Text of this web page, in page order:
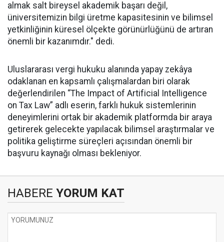
almak salt bireysel akademik başarı değil,
üniversitemizin bilgi üretme kapasitesinin ve bilimsel
yetkinliğinin küresel ölçekte görünürlüğünü de artıran
önemli bir kazanımdır." dedi.
Uluslararası vergi hukuku alanında yapay zekâya
odaklanan en kapsamlı çalışmalardan biri olarak
değerlendirilen “The Impact of Artificial Intelligence
on Tax Law” adlı eserin, farklı hukuk sistemlerinin
deneyimlerini ortak bir akademik platformda bir araya
getirerek gelecekte yapılacak bilimsel araştırmalar ve
politika geliştirme süreçleri açısından önemli bir
başvuru kaynağı olması bekleniyor.
HABERE YORUM KAT